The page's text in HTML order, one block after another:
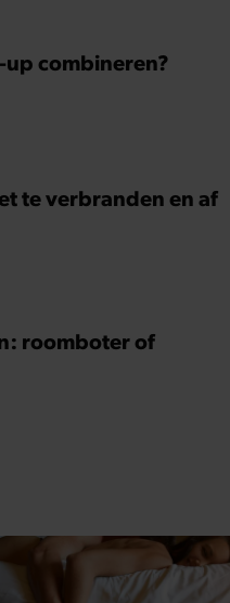
up combineren?
te verbranden en af
roomboter of